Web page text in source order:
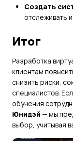
Создать
отслеживать
Итог
Разработка
клиентам
снизить риски,
специалистов.
обучения
Юнидэй — мы
выбор, учитывая